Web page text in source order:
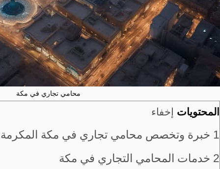
محامي تجاري في مكة
المحتويات إخفاء
1 خبرة وتخصص محامي تجاري في مكة المكرمة
2 خدمات المحامي التجاري في مكة